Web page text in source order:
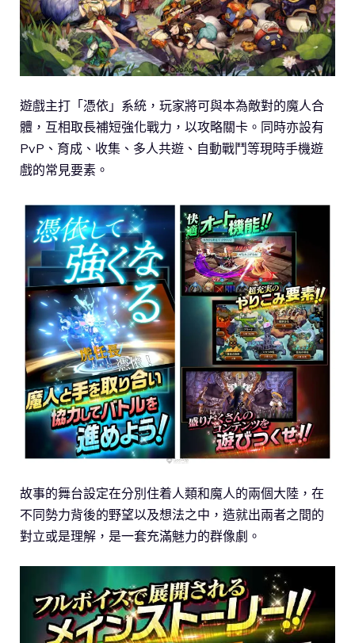
遊戲主打「憑依」系統，玩家將可與本為敵對的魔人合
體，互相取長補短強化戰力，以攻略關卡。同時亦設有
PvP、育成、收集、多人共遊、自動戰鬥等現時手機遊
戲的常見要素。
故事的舞台設定在分別住着人類和魔人的兩個大陸，在
不同勢力背後的野望以及想法之中，造就出兩者之間的
對立或是理解，是一套充滿魅力的群像劇。